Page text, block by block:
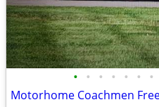
• • • • • • •
Motorhome Coachmen